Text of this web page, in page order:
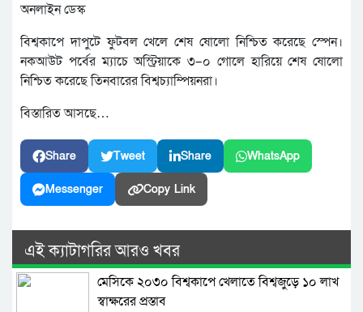
অনলাইন ডেস্ক
বিশ্বকাপে দাপুটে ফুটবল খেলে শেষ ষোলো নিশ্চিত করেছে স্পেন।
নকআউট পর্বের ম্যাচে অস্ট্রিয়াকে ৩–০ গোলে হারিয়ে শেষ ষোলো
নিশ্চিত করেছে তিনবারের বিশ্বচ্যাম্পিয়নরা।
বিস্তারিত আসছে…
Share Tweet Share WhatsApp
Messenger Copy Link
এই ক্যাটাগরির আরও খবর
মেসিকে ২০৩০ বিশ্বকাপে খেলাতে বিশ্বজুড়ে ১০ লাখ
স্বাক্ষরের প্রস্তাব